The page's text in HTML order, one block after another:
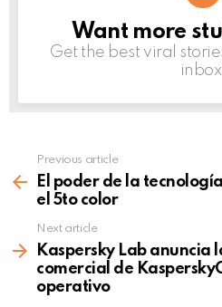
NEWSLETTER
Want more
Get the best viral
more
Previous article
El poder de la
el 5to color
Next article
Kaspersky Lab anuncia
comercial de
operativo